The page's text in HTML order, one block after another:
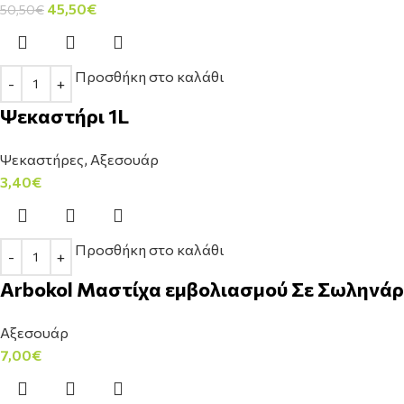
50,50€ 45,50€
Προσθήκη στο καλάθι
Ψεκαστήρι 1L
Ψεκαστήρες, Αξεσουάρ
3,40€
Προσθήκη στο καλάθι
Arbokol Μαστίχα εμβολιασμού Σε
Αξεσουάρ
7,00€